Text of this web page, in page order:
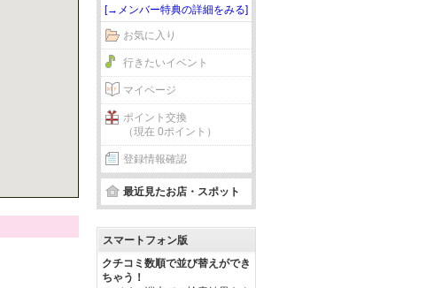
[→メンバー特典の詳細をみる]
お気に入り
行きたいイベント
マイページ
ポイント交換
（現在 0ポイント）
登録情報確認
最近見たお店・スポット
スマートフォン版
クチコミ数順で並び替えができ
ちゃう！